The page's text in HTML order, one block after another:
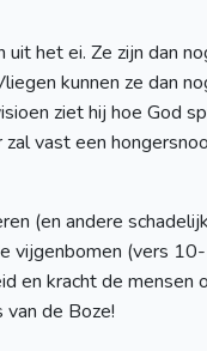
het ei. Ze zijn dan
kunnen ze dan
ziet hij hoe God
vast een
(en andere
vijgenbomen (vers
en kracht de mensen
de Boze!